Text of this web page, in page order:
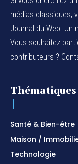
médias classiques,
Journal du Web. Un
Vous souhaitez
contributeurs ?
Thématiques
Santé & Bien-être
Maison /
Technologie